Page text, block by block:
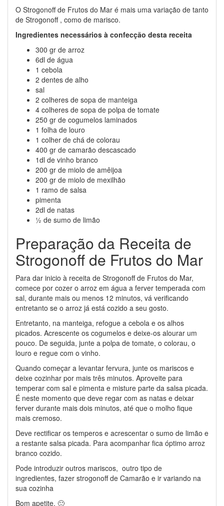
O Strogonoff de Frutos do Mar é mais uma variação de tanto
de Strogonoff , como de marisco.
Ingredientes necessários à confecção desta receita
300 gr de arroz
6dl de água
1 cebola
2 dentes de alho
sal
2 colheres de sopa de manteiga
4 colheres de sopa de polpa de tomate
250 gr de cogumelos laminados
1 folha de louro
1 colher de chá de colorau
400 gr de camarão descascado
1dl de vinho branco
200 gr de miolo de amêijoa
200 gr de miolo de mexilhão
1 ramo de salsa
pimenta
2dl de natas
½ de sumo de limão
Preparação da Receita de
Strogonoff de Frutos do Mar
Para dar inicio à receita de Strogonoff de Frutos do Mar,
comece por cozer o arroz em água a ferver temperada com
sal, durante mais ou menos 12 minutos, vá verificando
entretanto se o arroz já está cozido a seu gosto.
Entretanto, na manteiga, refogue a cebola e os alhos
picados. Acrescente os cogumelos e deixe-os alourar um
pouco. De seguida, junte a polpa de tomate, o colorau, o
louro e regue com o vinho.
Quando começar a levantar fervura, junte os mariscos e
deixe cozinhar por mais três minutos. Aproveite para
temperar com sal e pimenta e misture parte da salsa picada.
É neste momento que deve regar com as natas e deixar
ferver durante mais dois minutos, até que o molho fique
mais cremoso.
Deve rectificar os temperos e acrescentar o sumo de limão e
a restante salsa picada. Para acompanhar fica óptimo arroz
branco cozido.
Pode introduzir outros mariscos, outro tipo de
ingredientes, fazer strogonoff de Camarão e ir variando na
sua cozinha
Bom apetite. 🙂